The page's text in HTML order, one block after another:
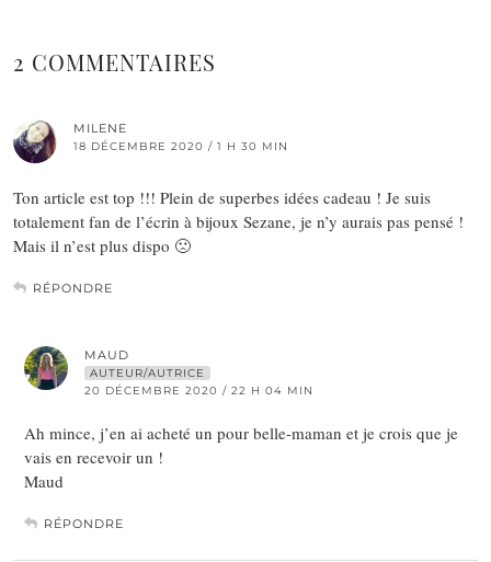
2 COMMENTAIRES
MILENE
18 DÉCEMBRE 2020 / 1 H 30 MIN
Ton article est top !!! Plein de superbes idées cadeau ! Je suis
totalement fan de l’écrin à bijoux Sezane, je n’y aurais pas pensé !
Mais il n’est plus dispo 🙁
RÉPONDRE
MAUD
AUTEUR/AUTRICE
20 DÉCEMBRE 2020 / 22 H 04 MIN
Ah mince, j’en ai acheté un pour belle-maman et je crois que je
vais en recevoir un !
Maud
RÉPONDRE